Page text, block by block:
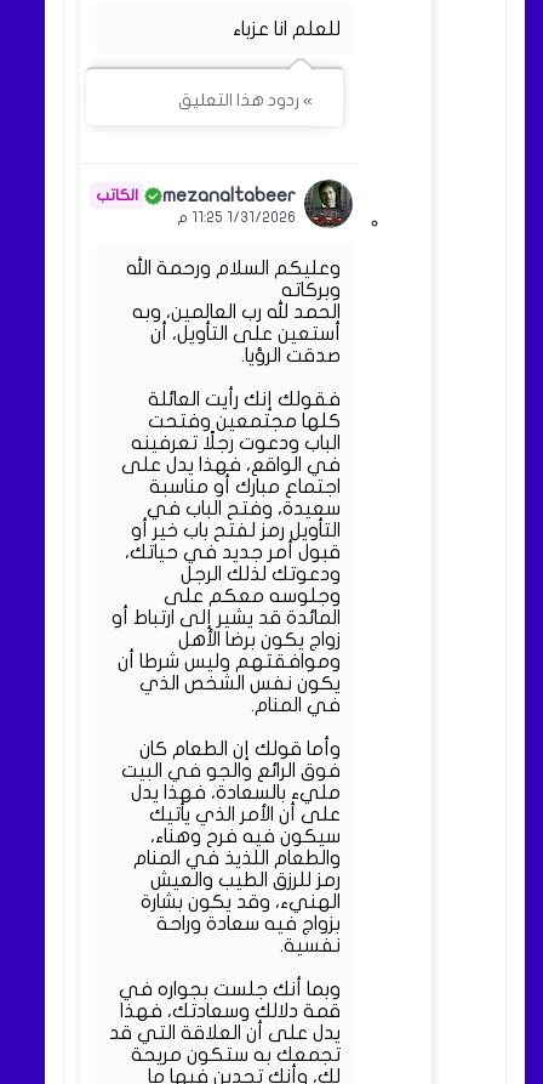
للعلم انا عزباء
» ردود هذا التعليق
mezanaltabeer
1/31/2026 11:25 م
وعليكم السلام ورحمة الله
وبركاته
الحمد لله رب العالمين، وبه
أستعين على التأويل، أن
صدقت الرؤيا.
فقولك إنك رأيت العائلة
كلها مجتمعين وفتحت
الباب ودعوت رجلًا تعرفينه
في الواقع، فهذا يدل على
اجتماع مبارك أو مناسبة
سعيدة، وفتح الباب في
التأويل رمز لفتح باب خير أو
قبول أمر جديد في حياتك،
ودعوتك لذلك الرجل
وجلوسه معكم على
المائدة قد يشير إلى ارتباط أو
زواج يكون برضا الأهل
وموافقتهم وليس شرطا أن
يكون نفس الشخص الذي
في المنام.
وأما قولك إن الطعام كان
فوق الرائع والجو في البيت
مليء بالسعادة، فهذا يدل
على أن الأمر الذي يأتيك
سيكون فيه فرح وهناء،
والطعام اللذيذ في المنام
رمز للرزق الطيب والعيش
الهنيء، وقد يكون بشارة
بزواج فيه سعادة وراحة
نفسية.
وبما أنك جلست بجواره في
قمة دلالك وسعادتك، فهذا
يدل على أن العلاقة التي قد
تجمعك به ستكون مريحة
لك، وأنك تجدين فيها ما